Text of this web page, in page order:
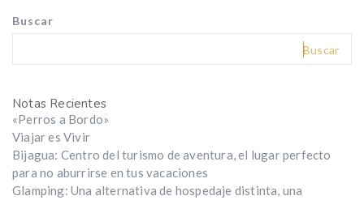
Buscar
Buscar
Notas Recientes
«Perros a Bordo»
Viajar es Vivir
Bijagua: Centro del turismo de aventura, el lugar perfecto
para no aburrirse en tus vacaciones
Glamping: Una alternativa de hospedaje distinta, una